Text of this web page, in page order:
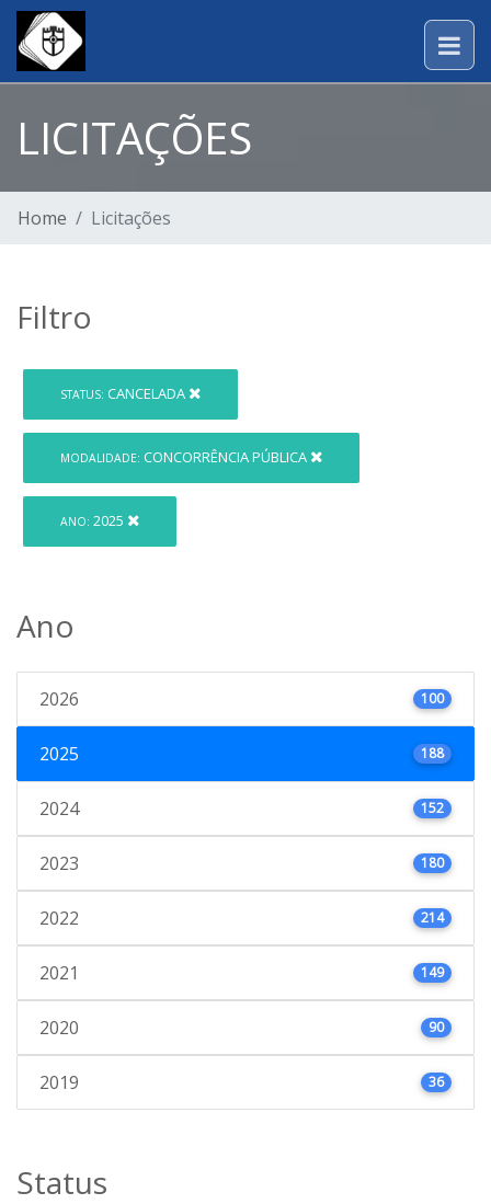
LICITAÇÕES
Home Licitações
Filtro
STATUS: CANCELADA
MODALIDADE: CONCORRÊNCIA PÚBLICA
ANO: 2025
Ano
2026 100
2025 188
2024 152
2023 180
2022 214
2021 149
2020 90
2019 36
Status